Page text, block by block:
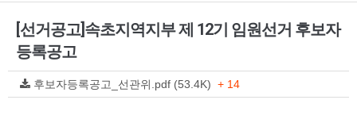
[선거공고]속초지역지부 제 12기 임원선거 후보자
등록공고
후보자등록공고_선관위.pdf (53.4K) + 14